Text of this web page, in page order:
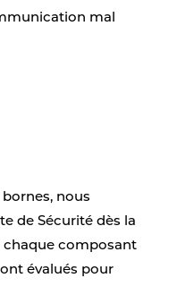
mal
nous
de Sécurité dès la
chaque composant
évalués pour